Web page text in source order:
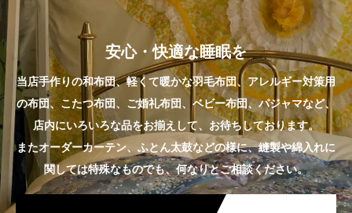
安心・快適な睡眠を
当店手作りの和布団、軽くて暖かな羽毛布団、アレルギー対策用
の布団、こたつ布団、ご婚礼布団、ベビー布団、パジャマなど、
店内にいろいろな品をお揃えして、お待ちしております。
またオーダーカーテン、ふとん太鼓などの様に、縫製や綿入れに
関しては特殊なものでも、何なりとご相談ください。